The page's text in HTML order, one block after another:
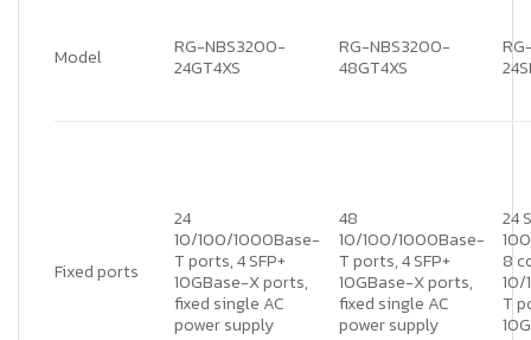
Model
RG-NBS3200-
24GT4XS
RG-NBS3200-
48GT4XS
Fixed ports
24
10/100/1000Base-
T ports, 4 SFP+
10GBase-X ports,
fixed single AC
power supply
48
10/100/1000Base-
T ports, 4 SFP+
10GBase-X ports,
fixed single AC
power supply
24
8
T